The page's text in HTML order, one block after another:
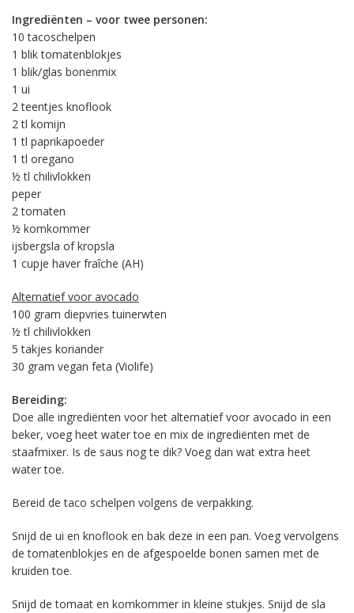
Ingrediënten – voor twee personen:
10 tacoschelpen
1 blik tomatenblokjes
1 blik/glas bonenmix
1 ui
2 teentjes knoflook
2 tl komijn
1 tl paprikapoeder
1 tl oregano
½ tl chilivlokken
peper
2 tomaten
½ komkommer
ijsbergsla of kropsla
1 cupje haver fraîche (AH)
Alternatief voor avocado
100 gram diepvries tuinerwten
½ tl chilivlokken
5 takjes koriander
30 gram vegan feta (Violife)
Bereiding:
Doe alle ingrediënten voor het alternatief voor avocado in een
beker, voeg heet water toe en mix de ingrediënten met de
staafmixer. Is de saus nog te dik? Voeg dan wat extra heet
water toe.
Bereid de taco schelpen volgens de verpakking.
Snijd de ui en knoflook en bak deze in een pan. Voeg vervolgens
de tomatenblokjes en de afgespoelde bonen samen met de
kruiden toe.
Snijd de tomaat en komkommer in kleine stukjes. Snijd de sla